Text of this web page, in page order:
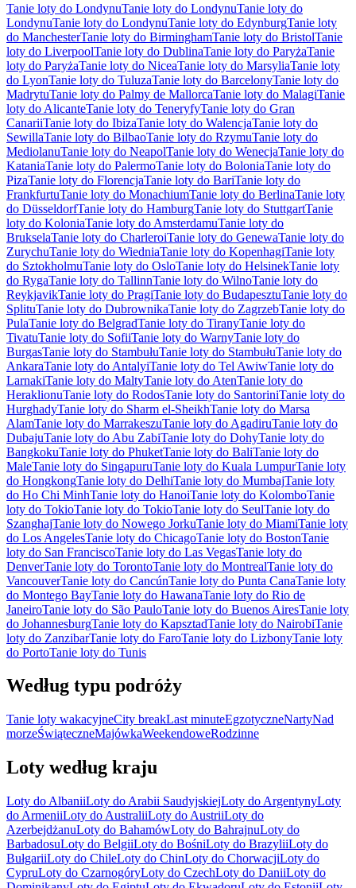
Tanie loty do LondynuTanie loty do LondynuTanie loty do
LondynuTanie loty do LondynuTanie loty do EdynburgTanie loty
do ManchesterTanie loty do BirminghamTanie loty do BristolTanie
loty do LiverpoolTanie loty do DublinaTanie loty do ParyżaTanie
loty do ParyżaTanie loty do NiceaTanie loty do MarsyliaTanie loty
do LyonTanie loty do TuluzaTanie loty do BarcelonyTanie loty do
MadrytuTanie loty do Palmy de MallorcaTanie loty do MalagiTanie
loty do AlicanteTanie loty do TeneryfyTanie loty do Gran
CanariiTanie loty do IbizaTanie loty do WalencjaTanie loty do
SewillaTanie loty do BilbaoTanie loty do RzymuTanie loty do
MediolanuTanie loty do NeapolTanie loty do WenecjaTanie loty do
KataniaTanie loty do PalermoTanie loty do BoloniaTanie loty do
PizaTanie loty do FlorencjaTanie loty do BariTanie loty do
FrankfurtuTanie loty do MonachiumTanie loty do BerlinaTanie loty
do DüsseldorfTanie loty do HamburgTanie loty do StuttgartTanie
loty do KoloniaTanie loty do AmsterdamuTanie loty do
BrukselaTanie loty do CharleroiTanie loty do GenewaTanie loty do
ZurychuTanie loty do WiedniaTanie loty do KopenhagiTanie loty
do SztokholmuTanie loty do OsloTanie loty do HelsinekTanie loty
do RygaTanie loty do TallinnTanie loty do WilnoTanie loty do
ReykjavikTanie loty do PragiTanie loty do BudapesztuTanie loty do
SplituTanie loty do DubrownikaTanie loty do ZagrzebTanie loty do
PulaTanie loty do BelgradTanie loty do TiranyTanie loty do
TivatuTanie loty do SofiiTanie loty do WarnyTanie loty do
BurgasTanie loty do StambułuTanie loty do StambułuTanie loty do
AnkaraTanie loty do AntalyiTanie loty do Tel AwiwTanie loty do
LarnakiTanie loty do MaltyTanie loty do AtenTanie loty do
HeraklionuTanie loty do RodosTanie loty do SantoriniTanie loty do
HurghadyTanie loty do Sharm el-SheikhTanie loty do Marsa
AlamTanie loty do MarrakeszuTanie loty do AgadiruTanie loty do
DubajuTanie loty do Abu ZabiTanie loty do DohyTanie loty do
BangkokuTanie loty do PhuketTanie loty do BaliTanie loty do
MaleTanie loty do SingapuruTanie loty do Kuala LumpurTanie loty
do HongkongTanie loty do DelhiTanie loty do MumbajTanie loty
do Ho Chi MinhTanie loty do HanoiTanie loty do KolomboTanie
loty do TokioTanie loty do TokioTanie loty do SeulTanie loty do
SzanghajTanie loty do Nowego JorkuTanie loty do MiamiTanie loty
do Los AngelesTanie loty do ChicagoTanie loty do BostonTanie
loty do San FranciscoTanie loty do Las VegasTanie loty do
DenverTanie loty do TorontoTanie loty do MontrealTanie loty do
VancouverTanie loty do CancúnTanie loty do Punta CanaTanie loty
do Montego BayTanie loty do HawanaTanie loty do Rio de
JaneiroTanie loty do São PauloTanie loty do Buenos AiresTanie loty
do JohannesburgTanie loty do KapsztadTanie loty do NairobiTanie
loty do ZanzibarTanie loty do FaroTanie loty do LizbonyTanie loty
do PortoTanie loty do Tunis
Według typu podróży
Tanie loty wakacyjneCity breakLast minuteEgzotyczneNartyNad
morzeŚwiąteczneMajówkaWeekendoweRodzinne
Loty według kraju
Loty do AlbaniiLoty do Arabii SaudyjskiejLoty do ArgentynyLoty
do ArmeniiLoty do AustraliiLoty do AustriiLoty do
AzerbejdżanuLoty do BahamówLoty do BahrajnuLoty do
BarbadosuLoty do BelgiiLoty do BośniLoty do BrazyliiLoty do
BułgariiLoty do ChileLoty do ChinLoty do ChorwacjiLoty do
CypruLoty do CzarnogóryLoty do CzechLoty do DaniiLoty do